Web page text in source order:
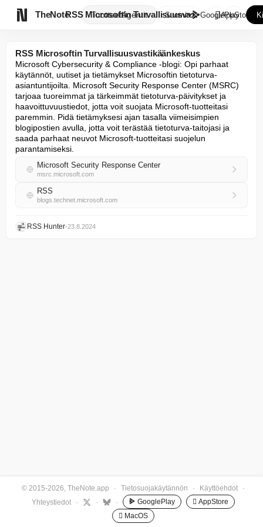
TheNote TuotteetAgentit
RSS Microsoftin Turvallisuusva...
Suomi GooglePlay
AppStore
RSS Microsoftin Turvallisuusvastikäänkeskus
Microsoft Cybersecurity & Compliance -blogi: Opi parhaat
käytännöt, uutiset ja tietämykset Microsoftin tietoturva-
asiantuntijoilta. Microsoft Security Response Center (MSRC)
tarjoaa tuoreimmat ja tärkeimmät tietoturva-päivitykset ja
haavoittuvuustiedot, jotta voit suojata Microsoft-tuotteitasi
paremmin. Pidä tietämyksesi ajan tasalla viimeisimpien
blogipostien avulla, jotta voit terästää tietoturva-taitojasi ja
saada parhaat neuvot Microsoft-tuotteitasi suojelun
parantamiseksi.
Microsoft Security Response Center
msrc.microsoft.com
RSS
blogs.technet.microsoft.com
RSS Hunter•23.8.2024
© 2015-2026, TheNote.app · Tietosuojakäytännön · Käyttöehdot
·
Yhteystiedot
· · · GooglePlay
 AppStore
 MacOS